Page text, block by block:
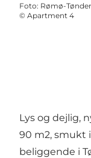
Foto: Rømø-
© Apartment 4
Lys og dejlig,
90 m2, smukt
beliggende i